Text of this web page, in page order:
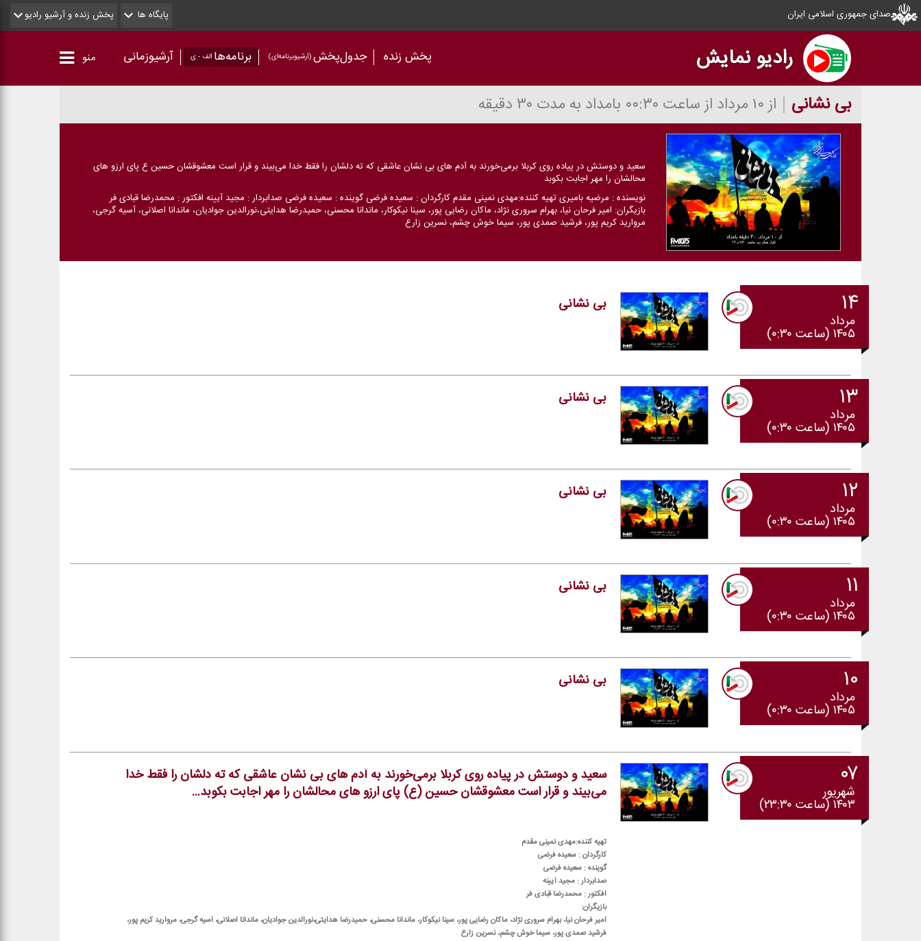
صدای جمهوری اسلامی ایران پایگاه ها پخش زنده و آرشیو رادیو
رادیو نمایش پخش زنده جدول‌پخش(آرشیو‌برنامه‌ای) برنامه‌ها الف - ی آرشیوزمانی منو
بی نشانی از ۱۰ مرداد از ساعت ۰۰:۳۰ بامداد به مدت ۳۰ دقیقه
سعید و دوستش در پیاده روی كربلا برمی‌خورند به آدم های بی نشان عاشقی كه ته دلشان را فقط خدا می‌بیند و قرار است معشوقشان حسین ع پای ارزو های
محالشان را مهر اجابت بكوبد
نویسنده : مرضیه بامیری تهیه كننده:مهدی نمینی مقدم كارگردان : سعیده فرضی گوینده : سعیده فرضی صدابردار : مجید آیینه افكتور : محمدرضا قبادی فر
بازیگران: امیر فرحان نیا، بهرام سروری نژاد، ماكان رضایی پور، سینا نیكوكار، ماندانا محسنی، حمیدرضا هدایتی،نورالدین جوادیان، ماندانا اصلانی، آسیه گرجی،
مروارید كریم پور، فرشید صمدی پور، سیما خوش چشم، نسرین زارع
۱۴
مرداد
۱۴۰۵ (ساعت ۰:۳۰)
بی نشانی
۱۳
مرداد
۱۴۰۵ (ساعت ۰:۳۰)
بی نشانی
۱۲
مرداد
۱۴۰۵ (ساعت ۰:۳۰)
بی نشانی
۱۱
مرداد
۱۴۰۵ (ساعت ۰:۳۰)
بی نشانی
۱۰
مرداد
۱۴۰۵ (ساعت ۰:۳۰)
بی نشانی
۰۷
شهریور
۱۴۰۳ (ساعت ۲۳:۳۰)
سعید و دوستش در پیاده روی كربلا برمی‌خورند به آدم های بی نشان عاشقی كه ته دلشان را فقط خدا
می‌بیند و قرار است معشوقشان حسین (ع) پای ارزو های محالشان را مهر اجابت بكوبد...
تهیه كننده:مهدی نمینی مقدم
كارگردان : سعیده فرضی
گوینده : سعیده فرضی
صدابردار : مجید آیینه
افكتور : محمدرضا قبادی فر
بازیگران:
امیر فرحان نیا، بهرام سروری نژاد، ماكان رضایی پور، سینا نیكوكار، ماندانا محسنی، حمیدرضا هدایتی،نورالدین جوادیان، ماندانا اصلانی، آسیه گرجی، مروارید كریم پور،
فرشید صمدی پور، سیما خوش چشم، نسرین زارع